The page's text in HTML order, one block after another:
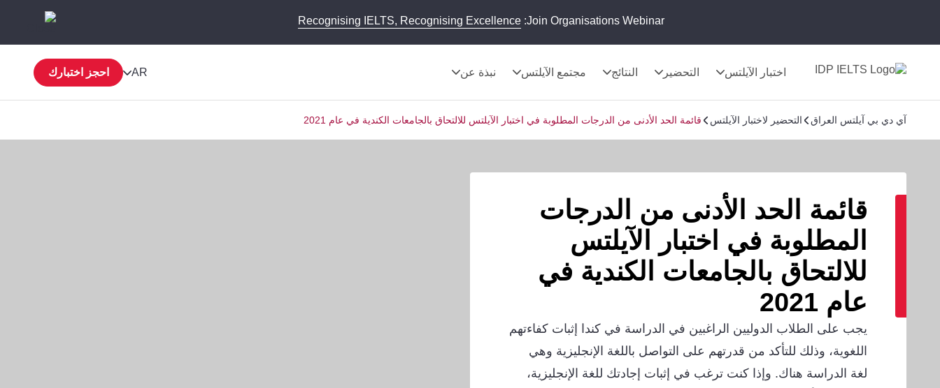
Join Organisations Webinar:
Recognising IELTS, Recognising Excellence
اختبار الآيلتس التحضير النتائج مجتمع الآيلتس نبذة عن AR احجز اختبارك
آي دي بي آيلتس العراق التحضير لاختبار الآيلتس قائمة الحد الأدنى من الدرجات المطلوبة في اختبار الآيلتس للالتحاق بالجامعات الكندية في عام 2021
قائمة الحد الأدنى من الدرجات
المطلوبة في اختبار الآيلتس
للالتحاق بالجامعات الكندية في
عام 2021
يجب على الطلاب الدوليين الراغبين في الدراسة في كندا إثبات كفاءتهم
اللغوية، وذلك للتأكد من قدرتهم على التواصل باللغة الإنجليزية وهي
لغة الدراسة هناك. وإذا كنت ترغب في إثبات إجادتك للغة الإنجليزية،